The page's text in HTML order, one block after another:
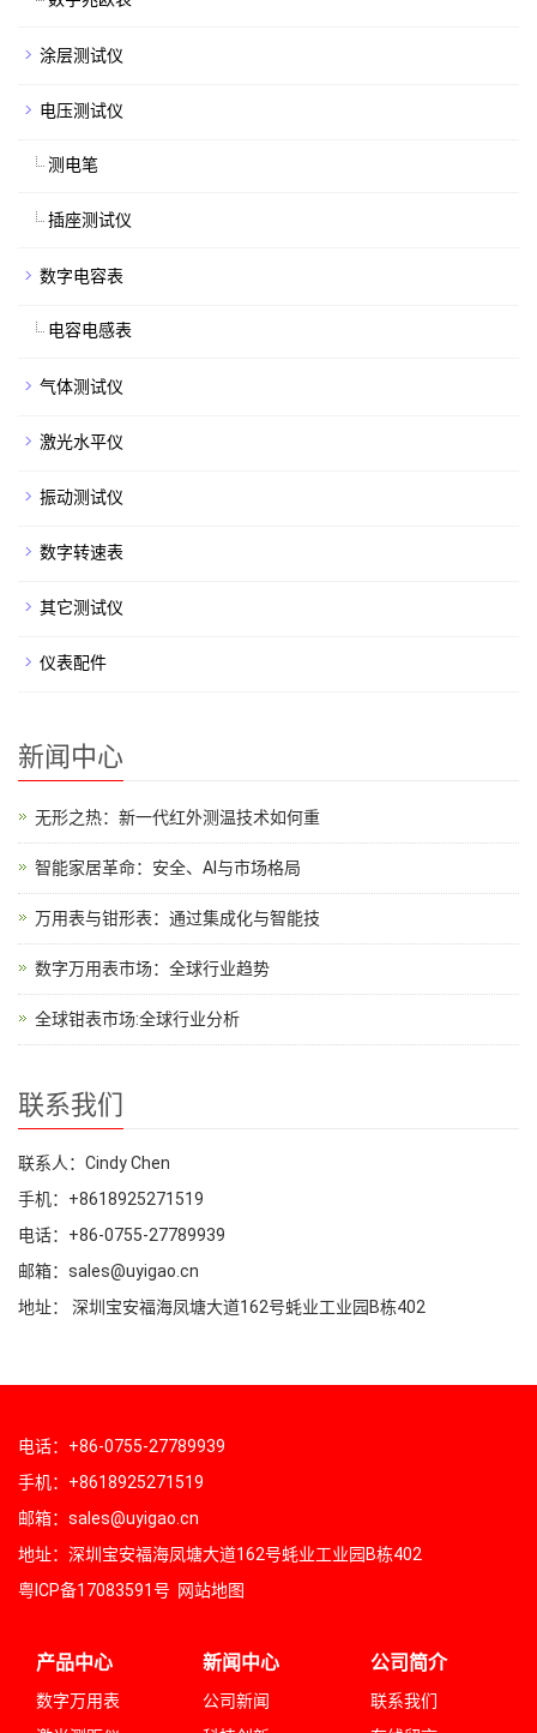
涂层测试仪
电压测试仪
测电笔
插座测试仪
数字电容表
电容电感表
气体测试仪
激光水平仪
振动测试仪
数字转速表
其它测试仪
仪表配件
新闻中心
无形之热：新一代红外测温技术如何重
智能家居革命：安全、AI与市场格局
万用表与钳形表：通过集成化与智能技
数字万用表市场：全球行业趋势
全球钳表市场:全球行业分析
联系我们
联系人：Cindy Chen
手机：+8618925271519
电话：+86-0755-27789939
邮箱：sales@uyigao.cn
地址： 深圳宝安福海凤塘大道162号蚝业工业园B栋402
电话：+86-0755-27789939
手机：+8618925271519
邮箱：sales@uyigao.cn
地址：深圳宝安福海凤塘大道162号蚝业工业园B栋402
粤ICP备17083591号 网站地图
产品中心
数字万用表
新闻中心
公司新闻
公司简介
联系我们